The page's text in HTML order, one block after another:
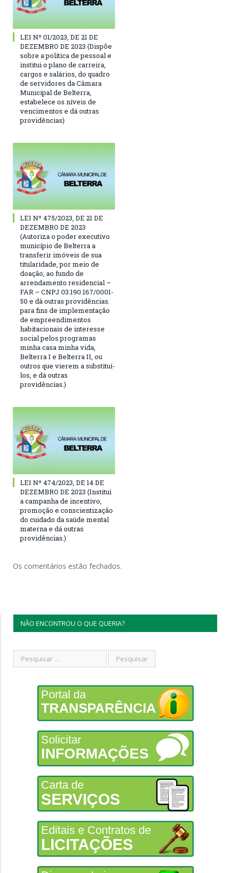
LEI Nº 01/2023, DE 21 DE
DEZEMBRO DE 2023 (Dispõe
sobre a política de pessoal e
institui o plano de carreira,
cargos e salários, do quadro
de servidores da Câmara
Municipal de Belterra,
estabelece os níveis de
vencimentos e dá outras
providências)
LEI Nº 475/2023, DE 21 DE
DEZEMBRO DE 2023
(Autoriza o poder executivo
município de Belterra a
transferir imóveis de sua
titularidade, por meio de
doação, ao fundo de
arrendamento residencial –
FAR – CNPJ 03.190.167/0001-
50 e dá outras providências.
para fins de implementação
de empreendimentos
habitacionais de interesse
social pelos programas
minha casa minha vida,
Belterra I e Belterra II, ou
outros que vierem a substituí-
los, e dá outras
providências.)
LEI Nº 474/2023, DE 14 DE
DEZEMBRO DE 2023 (Institui
a campanha de incentivo,
promoção e conscientização
do cuidado da saúde mental
materna e dá outras
providências.)
Os comentários estão fechados.
NÃO ENCONTROU O QUE QUERIA?
Portal da
TRANSPARÊNCIA
Solicitar
INFORMAÇÕES
Carta de
SERVIÇOS
Editais e Contratos de
LICITAÇÕES